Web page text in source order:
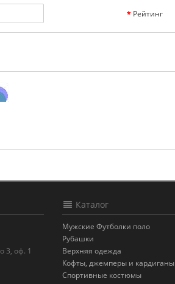
Рейтинг
3, оф. 1
Каталог
Мужские Футболки поло
Рубашки
Верхняя одежда
Кофты, джемперы и кардиганы
Спортивные костюмы